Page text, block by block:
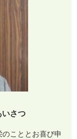
さつ
こととお喜び申